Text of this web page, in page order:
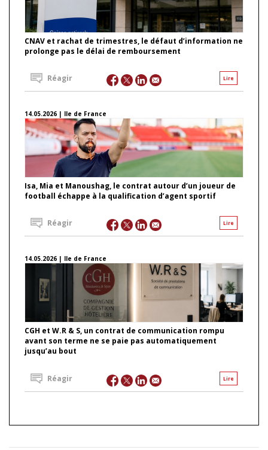
CNAV et rachat de trimestres, le défaut d’information ne
prolonge pas le délai de remboursement
Lire
Réagir
14.05.2026 | Ile de France
Isa, Mia et Manoushag, le contrat autour d’un joueur de
football échappe à la qualification d’agent sportif
Lire
Réagir
14.05.2026 | Ile de France
CGH et W.R & S, un contrat de communication rompu
avant son terme ne se paie pas automatiquement
jusqu’au bout
Lire
Réagir